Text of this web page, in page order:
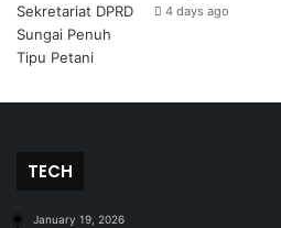
4 days ago
TECH
January 19, 2026